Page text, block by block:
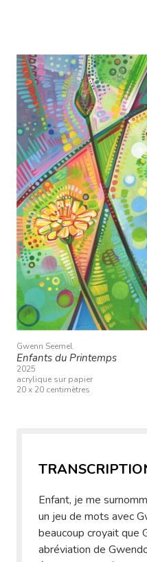
Gwenn Seemel
Enfants du Printemps
2025
acrylique sur papier
20 x 20 centimètres
Enfant, je me
un jeu de mots avec
beaucoup croyait que
abréviation de